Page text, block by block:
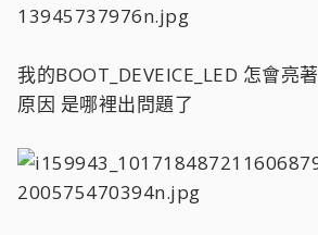
我的BOOT_DEVEICE_LED 怎會亮
原因 是哪裡出問題了